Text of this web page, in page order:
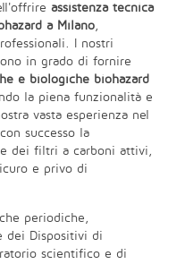
assistenza tecnica
a Milano,
I nostri
in grado di fornire
e biologiche biohazard
la piena funzionalità e
vasta esperienza nel
successo la
dei filtri a carboni attivi,
e privo di
periodiche,
dei Dispositivi di
scientifico e di